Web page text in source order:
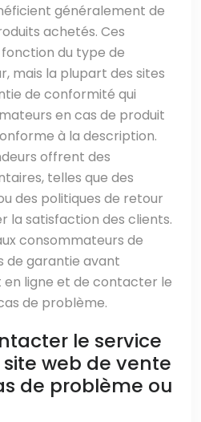
généralement de
achetés. Ces
du type de
mais la plupart des sites
de conformité qui
en cas de produit
à la description.
offrent des
telles que des
des politiques de retour
la satisfaction des clients.
consommateurs de
de garantie avant
en ligne et de contacter le
de problème.
le service
web de vente
de problème ou